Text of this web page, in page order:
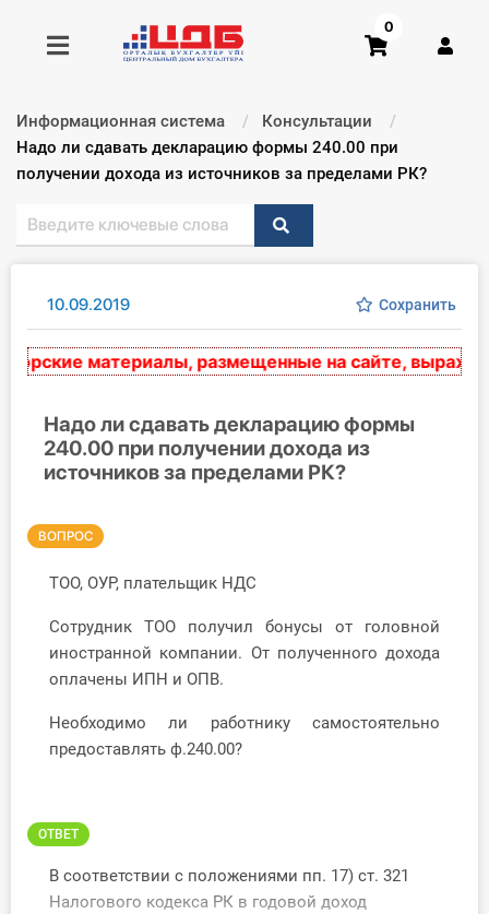
Получить консультацию
Главная ИС
Консультации
Правовая база
Библиотека бухгалтера
Инструменты
Вебинары
Справочник бухгалтера
Участник ВЭД
Практика ИП
Учет по отраслям
Юридический помощник
0
Информационная система
Консультации
Текущий:
Надо ли сдавать декларацию формы 240.00 при
получении дохода из источников за пределами РК?
10.09.2019 Сохранить
материалы, размещенные на сайте, выражают
Надо ли сдавать декларацию формы
240.00 при получении дохода из
источников за пределами РК?
ВОПРОС
ТОО, ОУР, плательщик НДС
Сотрудник ТОО получил бонусы от головной
иностранной компании. От полученного дохода
оплачены ИПН и ОПВ.
Необходимо ли работнику самостоятельно
предоставлять ф.240.00?
ОТВЕТ
В соответствии с положениями пп. 17) ст. 321
Налогового кодекса РК в годовой доход